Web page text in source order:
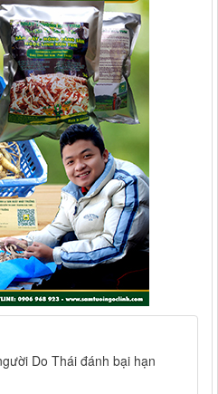
Do Thái đánh bại hạn